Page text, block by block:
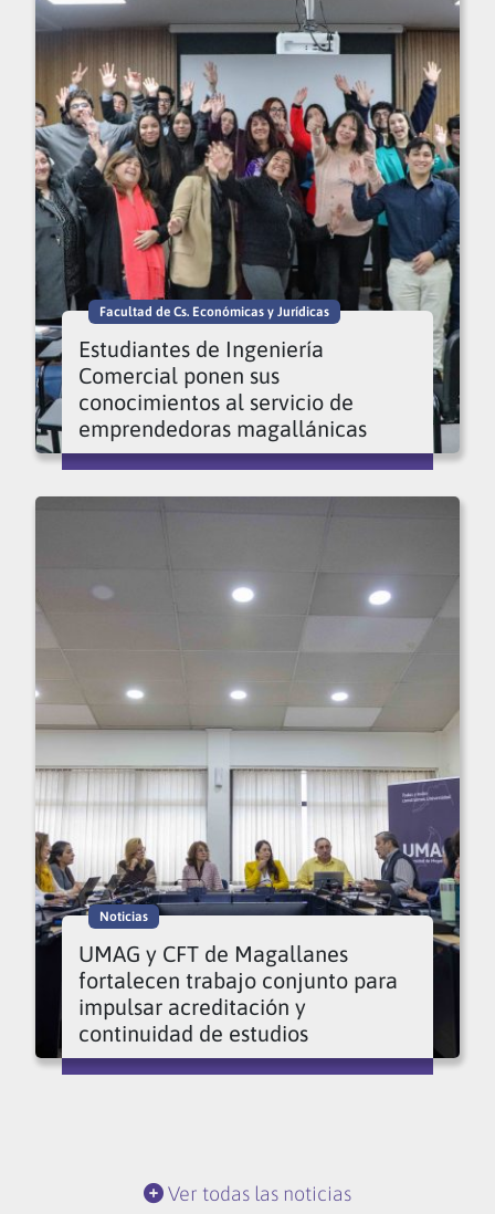
Facultad de Cs. Económicas y Jurídicas
Estudiantes de Ingeniería
Comercial ponen sus
conocimientos al servicio de
emprendedoras magallánicas
Noticias
UMAG y CFT de Magallanes
fortalecen trabajo conjunto para
impulsar acreditación y
continuidad de estudios
Ver todas las noticias